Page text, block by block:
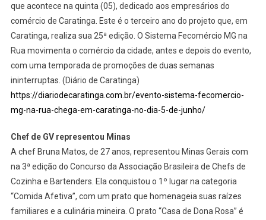
que acontece na quinta (05), dedicado aos empresários do
comércio de Caratinga. Este é o terceiro ano do projeto que, em
Caratinga, realiza sua 25ª edição. O Sistema Fecomércio MG na
Rua movimenta o comércio da cidade, antes e depois do evento,
com uma temporada de promoções de duas semanas
ininterruptas. (Diário de Caratinga)
https://diariodecaratinga.com.br/evento-sistema-fecomercio-
mg-na-rua-chega-em-caratinga-no-dia-5-de-junho/
Chef de GV representou Minas
A chef Bruna Matos, de 27 anos, representou Minas Gerais com
na 3ª edição do Concurso da Associação Brasileira de Chefs de
Cozinha e Bartenders. Ela conquistou o 1º lugar na categoria
“Comida Afetiva”, com um prato que homenageia suas raízes
familiares e a culinária mineira. O prato “Casa de Dona Rosa” é